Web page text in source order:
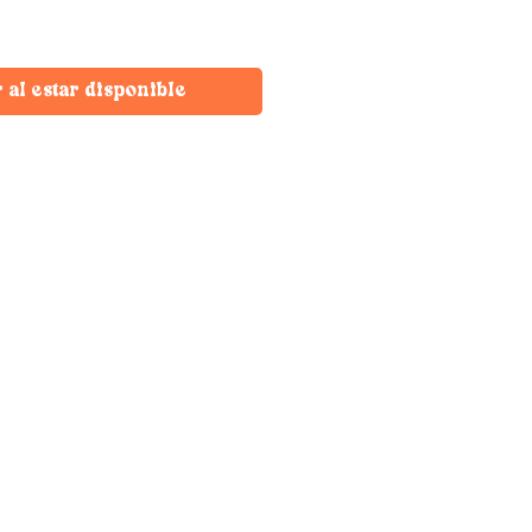
al estar disponible